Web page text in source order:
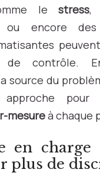
lestress,
ou encore des
de contrôle.
source du
pour
mesureà chaque
en charge
plus de